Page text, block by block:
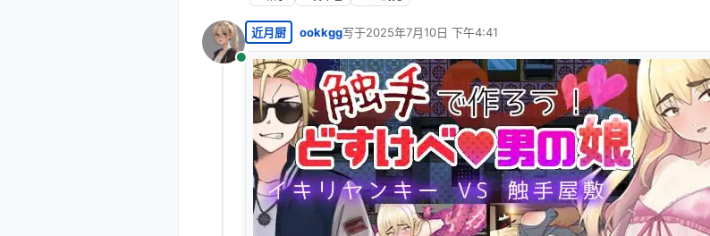
在线
近月厨 ookkgg写于2025年7月10日 下午4:41
最后由 编辑